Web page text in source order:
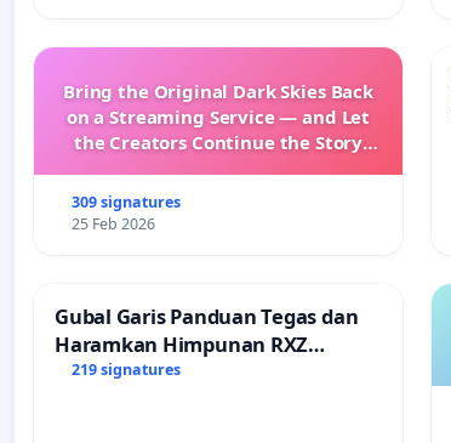
Bring the Original Dark Skies Back
on a Streaming Service — and Let
the Creators Continue the Story
309 signatures
25 Feb 2026
Gubal Garis Panduan Tegas dan
Haramkan Himpunan RXZ
Members di Terengganu
219 signatures